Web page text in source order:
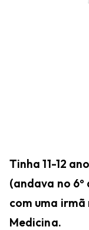
Tinha 11-12
(andava no 6º
com uma irmã
Medicina.